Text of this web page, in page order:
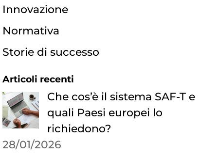
Innovazione
Normativa
Storie di successo
Articoli recenti
Che cos’è il sistema SAF-T e
quali Paesi europei lo
richiedono?
28/01/2026